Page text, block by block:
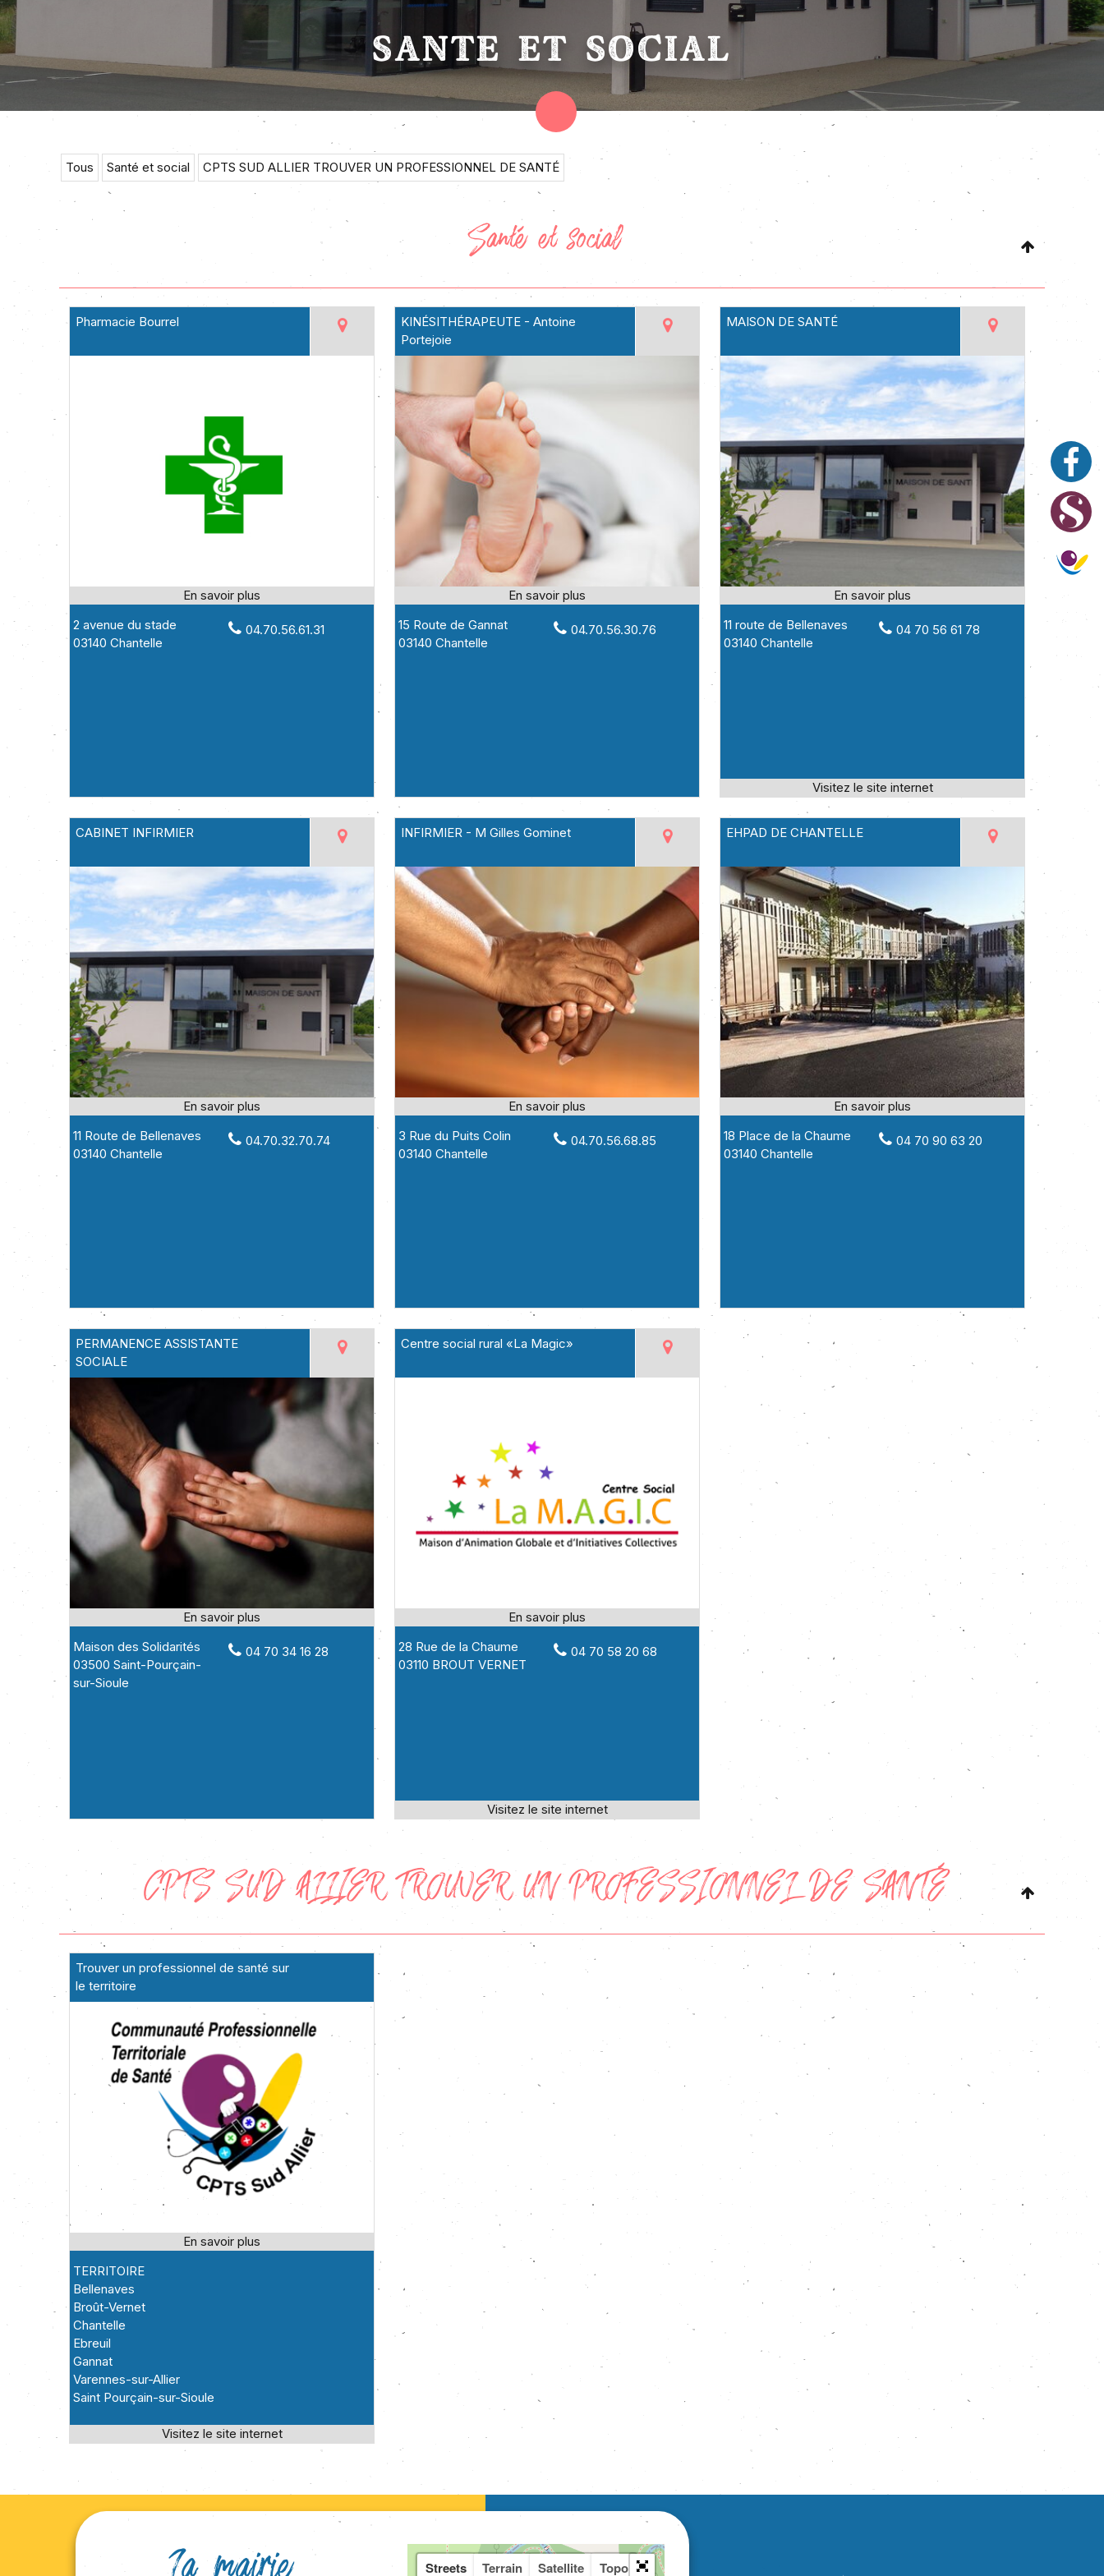
SANTÉ ET SOCIAL
Tous Santé et social CPTS SUD ALLIER TROUVER UN PROFESSIONNEL DE SANTÉ
Santé et social
Pharmacie Bourrel
2 avenue du stade
03140 Chantelle
04.70.56.61.31
KINÉSITHÉRAPEUTE - Antoine
Portejoie
15 Route de Gannat
03140 Chantelle
04.70.56.30.76
MAISON DE SANTÉ
11 route de Bellenaves
03140 Chantelle
04 70 56 61 78
CABINET INFIRMIER
11 Route de Bellenaves
03140 Chantelle
04.70.32.70.74
INFIRMIER - M Gilles Gominet
3 Rue du Puits Colin
03140 Chantelle
04.70.56.68.85
EHPAD DE CHANTELLE
18 Place de la Chaume
03140 Chantelle
04 70 90 63 20
PERMANENCE ASSISTANTE
SOCIALE
Maison des Solidarités
03500 Saint-Pourçain-
sur-Sioule
04 70 34 16 28
Centre social rural «La Magic»
28 Rue de la Chaume
03110 BROUT VERNET
04 70 58 20 68
CPTS SUD ALLIER TROUVER UN PROFESSIONNEL DE SANTÉ
Trouver un professionnel de santé sur
le territoire
TERRITOIRE
Bellenaves
Broût-Vernet
Chantelle
Ebreuil
Gannat
Varennes-sur-Allier
Saint Pourçain-sur-Sioule
Streets Terrain Satellite Topo